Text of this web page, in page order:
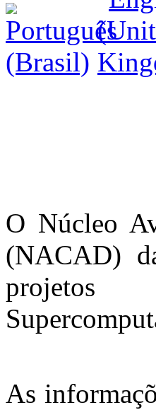
O Núcleo
(NACAD)
projetos
As